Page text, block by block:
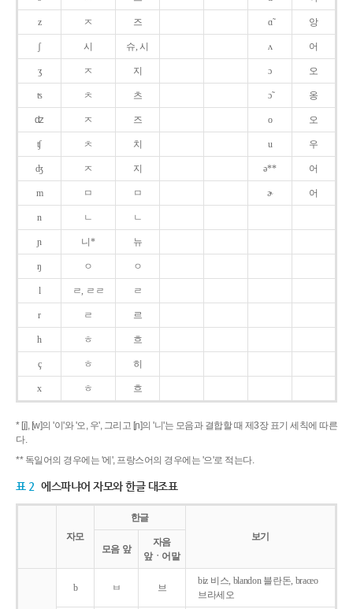
z ㅈ 즈 ɑ̃ 앙
ʃ 시 슈, 시 ʌ 어
ʒ ㅈ 지 ɔ 오
ʦ ㅊ 츠 ɔ̃ 옹
ʣ ㅈ 즈 o 오
ʧ ㅊ 치 u 우
ʤ ㅈ 지 ə** 어
m ㅁ ㅁ ɚ 어
n ㄴ ㄴ
ɲ 니* 뉴
ŋ ㅇ ㅇ
l ㄹ, ㄹㄹ ㄹ
r ㄹ 르
h ㅎ 흐
ç ㅎ 히
x ㅎ 흐
* [j], [w]의 '이'와 '오, 우', 그리고 [ɲ]의 '니'는 모음과 결합할 때 제3장 표기 세칙에 따른
다.
** 독일어의 경우에는 '에', 프랑스어의 경우에는 '으'로 적는다.
표 2 에스파냐어 자모와 한글 대조표
자모
한글
보기
모음 앞
자음
앞ㆍ어말
b ㅂ 브
biz 비스, blandon 블란돈, braceo
브라세오